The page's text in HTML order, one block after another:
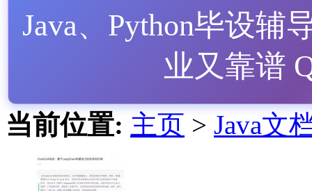
Java、Python毕设辅
业又靠谱
当前位置: 主页 > Java文